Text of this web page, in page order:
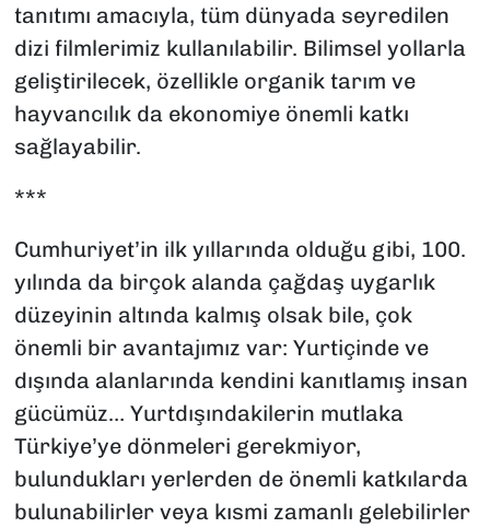
tanıtımı amacıyla, tüm dünyada seyredilen
dizi filmlerimiz kullanılabilir. Bilimsel yollarla
geliştirilecek, özellikle organik tarım ve
hayvancılık da ekonomiye önemli katkı
sağlayabilir.
***
Cumhuriyet’in ilk yıllarında olduğu gibi, 100.
yılında da birçok alanda çağdaş uygarlık
düzeyinin altında kalmış olsak bile, çok
önemli bir avantajımız var: Yurtiçinde ve
dışında alanlarında kendini kanıtlamış insan
gücümüz… Yurtdışındakilerin mutlaka
Türkiye’ye dönmeleri gerekmiyor,
bulundukları yerlerden de önemli katkılarda
bulunabilirler veya kısmi zamanlı gelebilirler